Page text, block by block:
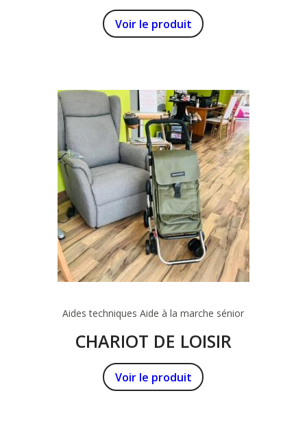
Voir le produit
Aides techniques Aide à la marche sénior
CHARIOT DE LOISIR
Voir le produit